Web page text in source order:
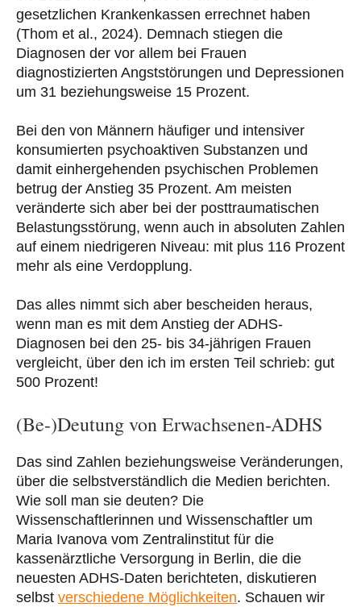
gesetzlichen Krankenkassen errechnet haben
(Thom et al., 2024). Demnach stiegen die
Diagnosen der vor allem bei Frauen
diagnostizierten Angststörungen und Depressionen
um 31 beziehungsweise 15 Prozent.
Bei den von Männern häufiger und intensiver
konsumierten psychoaktiven Substanzen und
damit einhergehenden psychischen Problemen
betrug der Anstieg 35 Prozent. Am meisten
veränderte sich aber bei der posttraumatischen
Belastungsstörung, wenn auch in absoluten Zahlen
auf einem niedrigeren Niveau: mit plus 116 Prozent
mehr als eine Verdopplung.
Das alles nimmt sich aber bescheiden heraus,
wenn man es mit dem Anstieg der ADHS-
Diagnosen bei den 25- bis 34-jährigen Frauen
vergleicht, über den ich im ersten Teil schrieb: gut
500 Prozent!
(Be-)Deutung von Erwachsenen-ADHS
Das sind Zahlen beziehungsweise Veränderungen,
über die selbstverständlich die Medien berichten.
Wie soll man sie deuten? Die
Wissenschaftlerinnen und Wissenschaftler um
Maria Ivanova vom Zentralinstitut für die
kassenärztliche Versorgung in Berlin, die die
neuesten ADHS-Daten berichteten, diskutieren
selbst verschiedene Möglichkeiten. Schauen wir